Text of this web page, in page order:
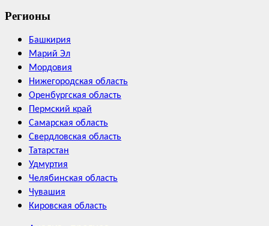
Регионы
Башкирия
Марий Эл
Мордовия
Нижегородская область
Оренбургская область
Пермский край
Самарская область
Свердловская область
Татарстан
Удмуртия
Челябинская область
Чувашия
Кировская область